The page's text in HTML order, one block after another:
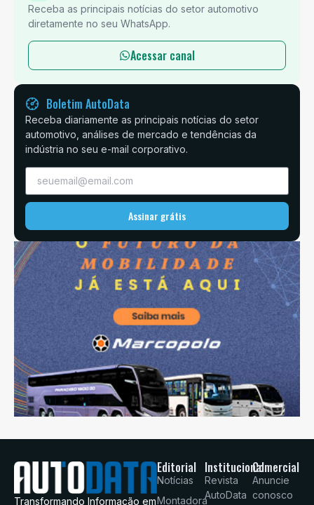
Receba as principais notícias do setor automotivo
diretamente no seu WhatsApp.
Acessar canal
Boletim AutoData
Receba diariamente as principais notícias do setor
automotivo, análises de mercado e tendências da
indústria no seu e-mail corporativo.
Assinar grátis
Transformando Informação em
Editorial
Notícias
Montadora
Institucional
Revista
AutoData
Comercial
Anuncie
conosco